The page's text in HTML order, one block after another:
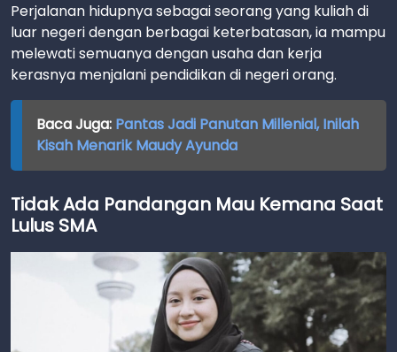
Perjalanan hidupnya sebagai seorang yang kuliah di
luar negeri dengan berbagai keterbatasan, ia mampu
melewati semuanya dengan usaha dan kerja
kerasnya menjalani pendidikan di negeri orang.
Baca Juga:Pantas Jadi Panutan Millenial, Inilah
Kisah Menarik Maudy Ayunda
Tidak Ada Pandangan Mau Kemana Saat
Lulus SMA